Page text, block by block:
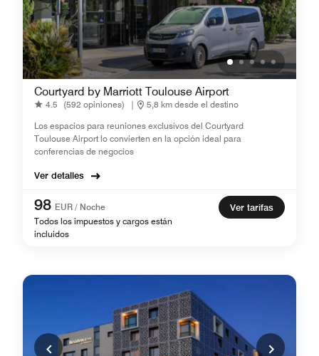
Courtyard by Marriott Toulouse Airport
4.5 (592 opiniones) |
5,8 km desde el destino
Los espacios para reuniones exclusivos del Courtyard
Toulouse Airport lo convierten en la opción ideal para
conferencias de negocios
Ver detalles
98 EUR / Noche
Todos los impuestos y cargos están
incluidos
Ver tarifas